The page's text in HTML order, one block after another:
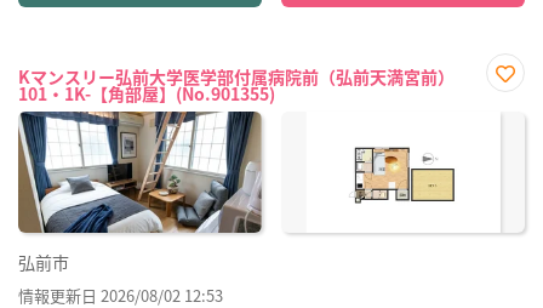
Kマンスリー弘前大学医学部付属病院前（弘前天満宮前）
101・1K-【角部屋】(No.901355)
に入
弘前市
情報更新日 2026/08/02 12:53